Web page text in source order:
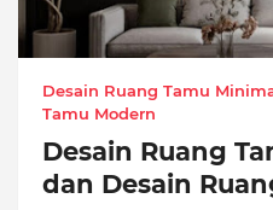
Desain Ruang Tamu
Tamu Modern
Desain Ruang
dan Desain